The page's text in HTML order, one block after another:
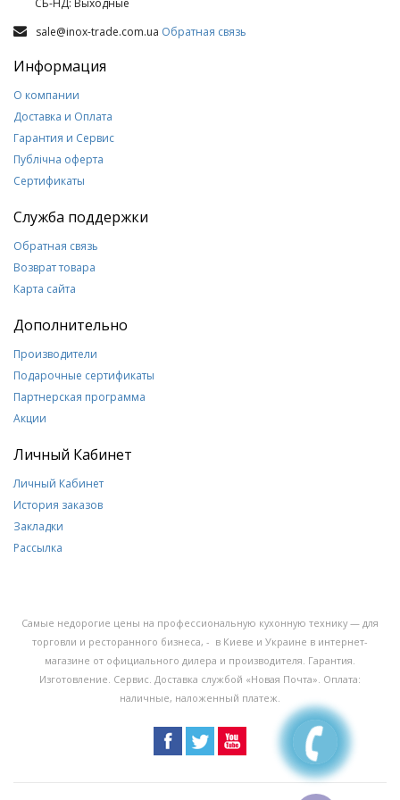
СБ-НД: Выходные
sale@inox-trade.com.ua Обратная связь
Информация
О компании
Доставка и Оплата
Гарантия и Сервис
Публічна оферта
Сертификаты
Служба поддержки
Обратная связь
Возврат товара
Карта сайта
Дополнительно
Производители
Подарочные сертификаты
Партнерская программа
Акции
Личный Кабинет
Личный Кабинет
История заказов
Закладки
Рассылка
Самые недорогие цены на профессиональную кухонную технику — для
торговли и ресторанного бизнеса, - в Киеве и Украине в интернет-
магазине от официального дилера и производителя. Гарантия.
Изготовление. Сервис. Доставка службой «Новая Почта». Оплата:
наличные, наложенный платеж.